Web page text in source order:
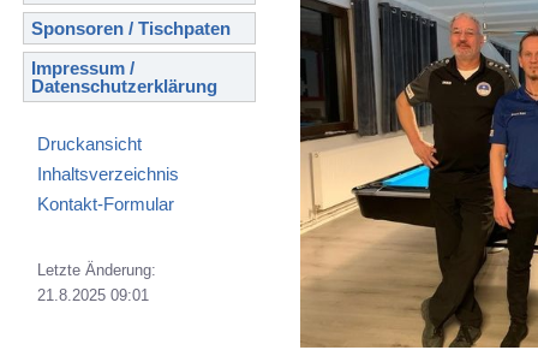
Sponsoren / Tischpaten
Impressum /
Datenschutzerklärung
Druckansicht
Inhaltsverzeichnis
Kontakt-Formular
Letzte Änderung:
21.8.2025 09:01